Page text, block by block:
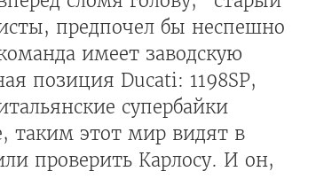
предпочел бы неспешно
имеет заводскую
позиция Ducati: 1198SP,
супербайки
таким этот мир видят в
проверить Карлосу. И он,